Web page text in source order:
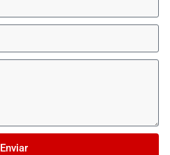
Enviar